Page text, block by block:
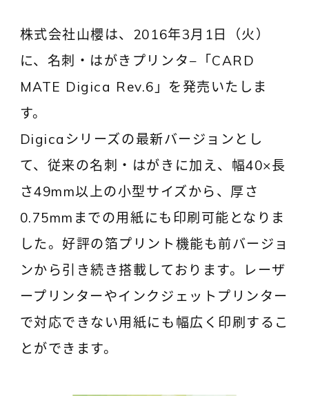
株式会社山櫻は、2016年3月1日（火）
に、名刺・はがきプリンタ−「CARD
MATE Digica Rev.6」を発売いたしま
す。
Digicaシリーズの最新バージョンとし
て、従来の名刺・はがきに加え、幅40×長
さ49mm以上の小型サイズから、厚さ
0.75mmまでの用紙にも印刷可能となりま
した。好評の箔プリント機能も前バージョ
ンから引き続き搭載しております。レーザ
ープリンターやインクジェットプリンター
で対応できない用紙にも幅広く印刷するこ
とができます。